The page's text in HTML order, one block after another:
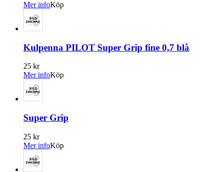
Mer infoKöp
Kulpenna PILOT Super Grip fine 0,7 blå
25 kr
Mer infoKöp
Super Grip
25 kr
Mer infoKöp